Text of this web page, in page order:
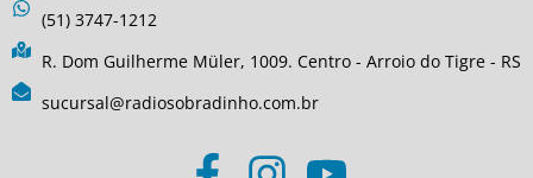
(51) 3747-1212
R. Dom Guilherme Müler, 1009. Centro - Arroio do Tigre - RS
sucursal@radiosobradinho.com.br